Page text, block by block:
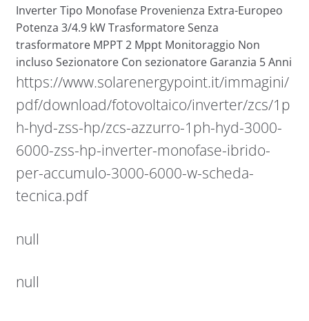
Inverter Tipo Monofase Provenienza Extra-Europeo
Potenza 3/4.9 kW Trasformatore Senza
trasformatore MPPT 2 Mppt Monitoraggio Non
incluso Sezionatore Con sezionatore Garanzia 5 Anni
https://www.solarenergypoint.it/immagini/
pdf/download/fotovoltaico/inverter/zcs/1p
h-hyd-zss-hp/zcs-azzurro-1ph-hyd-3000-
6000-zss-hp-inverter-monofase-ibrido-
per-accumulo-3000-6000-w-scheda-
tecnica.pdf
null
null